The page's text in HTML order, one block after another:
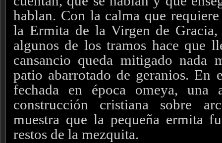
hablan. Con la calma que
la Ermita de la Virgen de
algunos de los tramos hace que
cansancio queda mitigado nada
patio abarrotado de geranios. En
fechada en época omeya, una
construcción cristiana sobre
muestra que la pequeña ermita
restos de la mezquita.